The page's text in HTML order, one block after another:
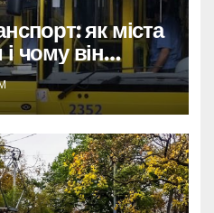
як міста
чому він